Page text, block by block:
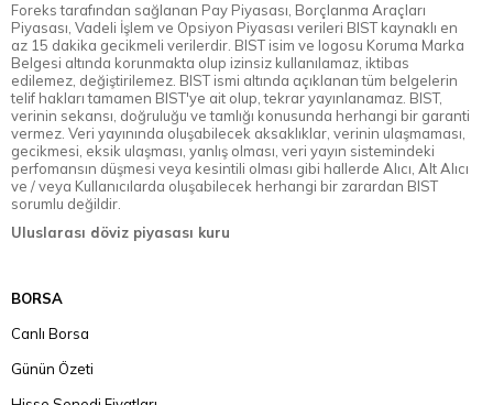
Foreks tarafından sağlanan Pay Piyasası, Borçlanma Araçları
Piyasası, Vadeli İşlem ve Opsiyon Piyasası verileri BIST kaynaklı en
az 15 dakika gecikmeli verilerdir. BIST isim ve logosu Koruma Marka
Belgesi altında korunmakta olup izinsiz kullanılamaz, iktibas
edilemez, değiştirilemez. BIST ismi altında açıklanan tüm belgelerin
telif hakları tamamen BIST'ye ait olup, tekrar yayınlanamaz. BIST,
verinin sekansı, doğruluğu ve tamlığı konusunda herhangi bir garanti
vermez. Veri yayınında oluşabilecek aksaklıklar, verinin ulaşmaması,
gecikmesi, eksik ulaşması, yanlış olması, veri yayın sistemindeki
perfomansın düşmesi veya kesintili olması gibi hallerde Alıcı, Alt Alıcı
ve / veya Kullanıcılarda oluşabilecek herhangi bir zarardan BIST
sorumlu değildir.
Uluslarası döviz piyasası kuru
BORSA
Canlı Borsa
Günün Özeti